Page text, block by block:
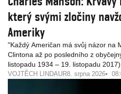
který svými zločiny
Ameriky
"Každý Američan má svůj názor na
Clintona až po posledního z
listopadu 1934 – 19. listopadu
amerického folklóru. Není proto
VOJTĚCH LINDAUR8. srpna 2026